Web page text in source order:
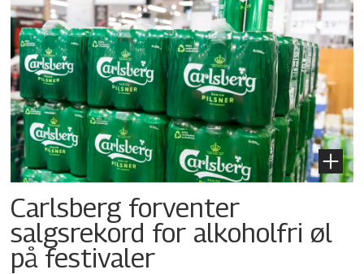
Carlsberg forventer
salgsrekord for alkoholfri øl
på festivaler